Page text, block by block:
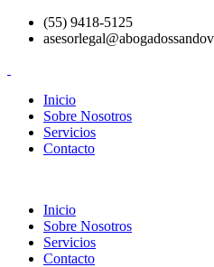
(55) 9418-5125
Inicio
Sobre Nosotros
Servicios
Contacto
Inicio
Sobre Nosotros
Servicios
Contacto